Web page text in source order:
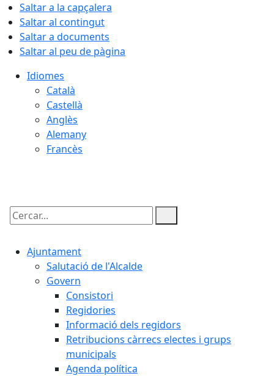
Saltar a la capçalera
Saltar al contingut
Saltar a documents
Saltar al peu de pàgina
Idiomes
Català
Castellà
Anglès
Alemany
Francès
Cercar:
Ajuntament
Salutació de l'Alcalde
Govern
Consistori
Regidories
Informació dels regidors
Retribucions càrrecs electes i grups
municipals
Agenda política